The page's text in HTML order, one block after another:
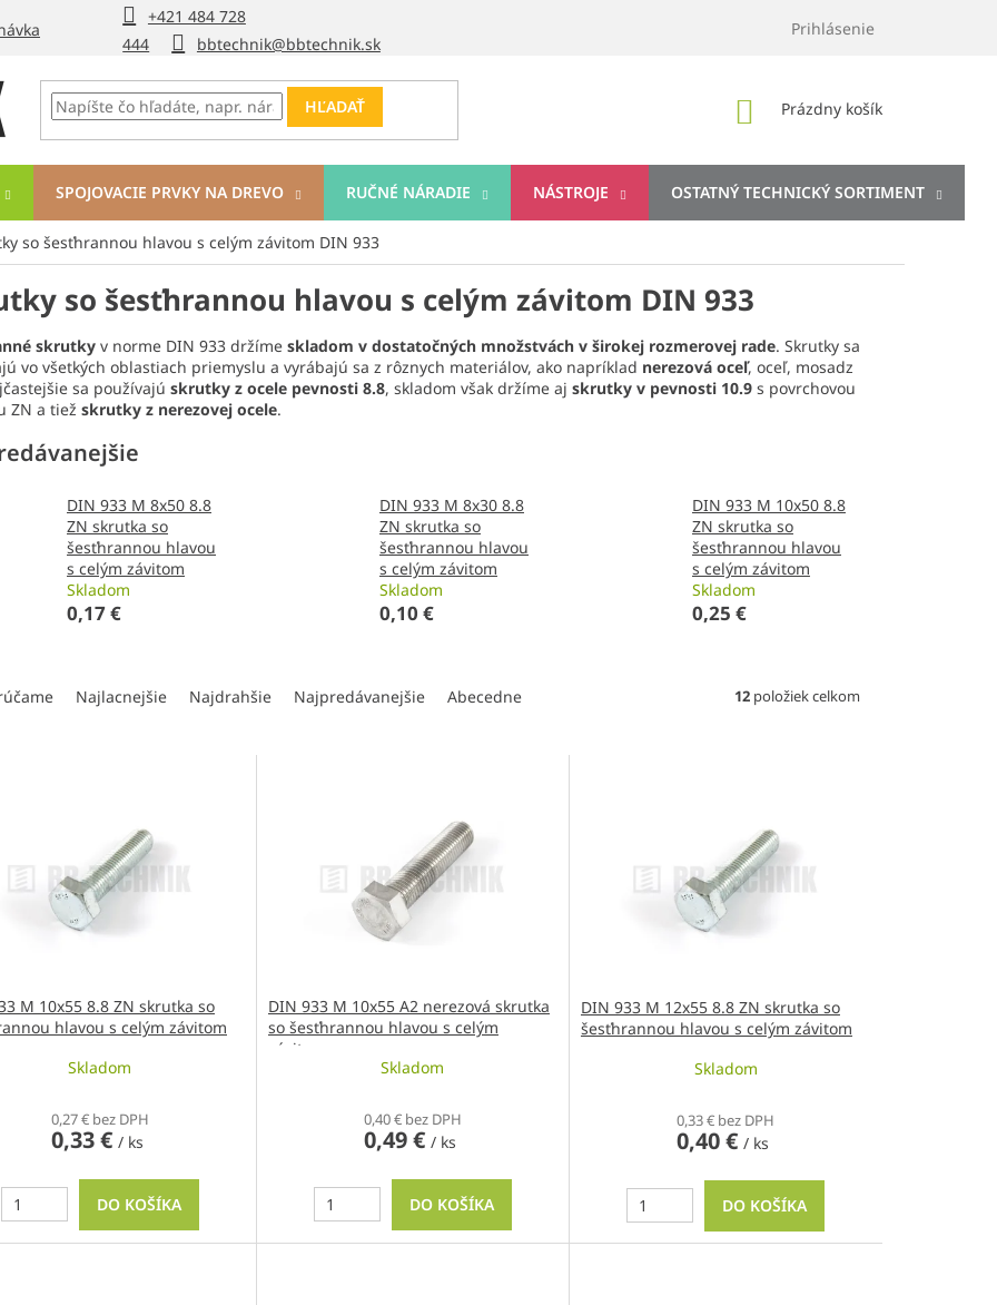
+421 484 728
444
bbtechnik@bbtechnik.sk
Prihlásenie
HĽADAŤ
NÁKUPNÝ
Prázdny košík
SPOJOVACIE PRVKY NA DREVO RUČNÉ NÁRADIE NÁSTROJE OSTATNÝ TECHNICKÝ SORTIMENT
so šesťhrannou hlavou s celým závitom DIN 933
so šesťhrannou hlavou s celým závitom DIN 933
skrutky v norme DIN 933 držíme skladom v dostatočných množstvách v širokej rozmerovej rade. Skrutky sa
vo všetkých oblastiach priemyslu a vyrábajú sa z rôznych materiálov, ako napríklad nerezová oceľ, oceľ, mosadz
sa používajú skrutky z ocele pevnosti 8.8, skladom však držíme aj skrutky v pevnosti 10.9 s povrchovou
ZN a tiež skrutky z nerezovej ocele.
DIN 933 M 8x50 8.8
ZN skrutka so
šesťhrannou hlavou
s celým závitom
Skladom
0,17 €
DIN 933 M 8x30 8.8
ZN skrutka so
šesťhrannou hlavou
s celým závitom
Skladom
0,10 €
DIN 933 M 10x50 8.8
ZN skrutka so
šesťhrannou hlavou
s celým závitom
Skladom
0,25 €
Najlacnejšie Najdrahšie Najpredávanejšie Abecedne 12 položiek celkom
M 10x55 8.8 ZN skrutka so
hlavou s celým závitom
Skladom
0,27 € bez DPH
0,33 € / ks
DO KOŠÍKA
DIN 933 M 10x55 A2 nerezová skrutka
so šesťhrannou hlavou s celým
závitom
Skladom
0,40 € bez DPH
0,49 € / ks
DO KOŠÍKA
DIN 933 M 12x55 8.8 ZN skrutka so
šesťhrannou hlavou s celým závitom
Skladom
0,33 € bez DPH
0,40 €/ ks
DO KOŠÍKA